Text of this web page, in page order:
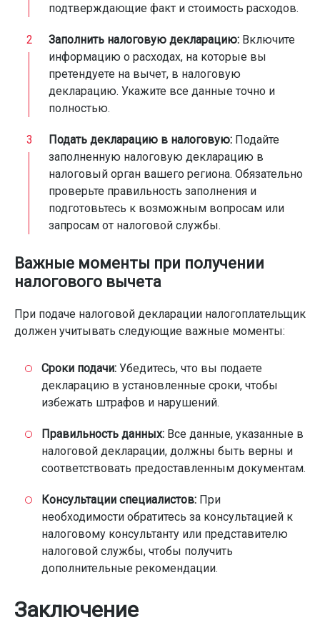
подтверждающие факт и стоимость расходов.
Заполнить налоговую декларацию: Включите
информацию о расходах, на которые вы
претендуете на вычет, в налоговую
декларацию. Укажите все данные точно и
полностью.
Подать декларацию в налоговую: Подайте
заполненную налоговую декларацию в
налоговый орган вашего региона. Обязательно
проверьте правильность заполнения и
подготовьтесь к возможным вопросам или
запросам от налоговой службы.
Важные моменты при получении
налогового вычета
При подаче налоговой декларации налогоплательщик
должен учитывать следующие важные моменты:
Сроки подачи: Убедитесь, что вы подаете
декларацию в установленные сроки, чтобы
избежать штрафов и нарушений.
Правильность данных: Все данные, указанные в
налоговой декларации, должны быть верны и
соответствовать предоставленным документам.
Консультации специалистов: При
необходимости обратитесь за консультацией к
налоговому консультанту или представителю
налоговой службы, чтобы получить
дополнительные рекомендации.
Заключение